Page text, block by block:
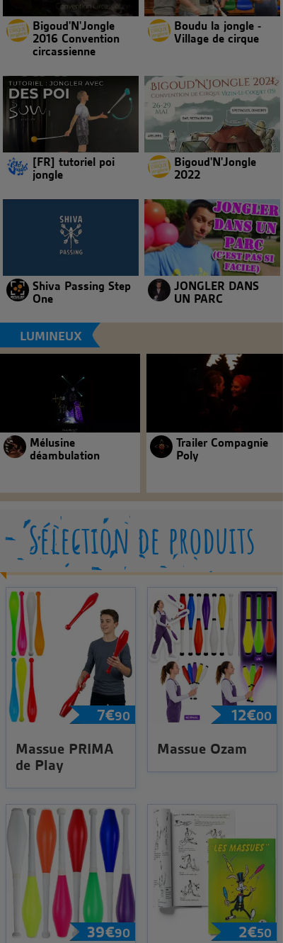
Bigoud'N'Jongle
2016 Convention
circassienne
Boudu la jongle -
Village de cirque
[FR] tutoriel poi
jongle
Bigoud'N'Jongle
2022
Shiva Passing Step
One
JONGLER DANS
UN PARC
LUMINEUX
Mélusine
déambulation
Trailer Compagnie
Poly
Sélection de produits
7€90
Massue PRIMA
de Play
12€00
Massue Ozam
39€90 2€50